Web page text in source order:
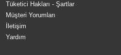
Tüketici Hakları - Şartlar
Müşteri Yorumları
İletişim
Yardım